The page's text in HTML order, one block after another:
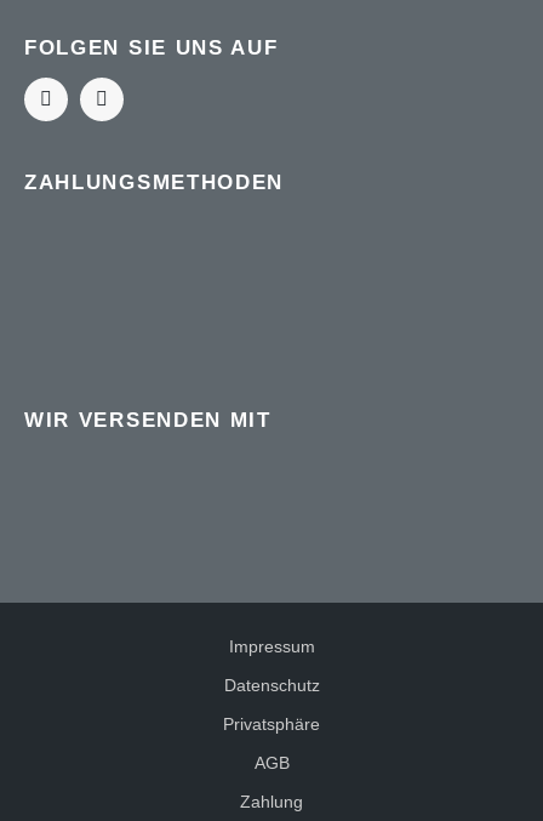
FOLGEN SIE UNS AUF
ZAHLUNGSMETHODEN
WIR VERSENDEN MIT
Impressum
Datenschutz
Privatsphäre
AGB
Zahlung